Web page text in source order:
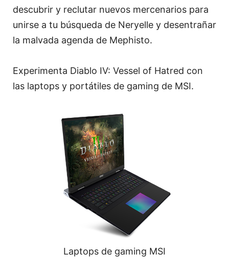
descubrir y reclutar nuevos mercenarios para
unirse a tu búsqueda de Neryelle y desentrañar
la malvada agenda de Mephisto.
Experimenta Diablo IV: Vessel of Hatred con
las laptops y portátiles de gaming de MSI.
Laptops de gaming MSI